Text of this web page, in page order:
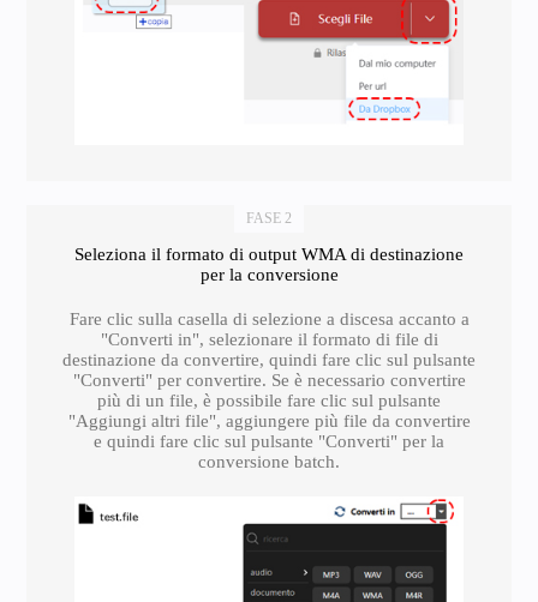
FASE 2
Seleziona il formato di output WMA di destinazione
per la conversione
Fare clic sulla casella di selezione a discesa accanto a
"Converti in", selezionare il formato di file di
destinazione da convertire, quindi fare clic sul pulsante
"Converti" per convertire. Se è necessario convertire
più di un file, è possibile fare clic sul pulsante
"Aggiungi altri file", aggiungere più file da convertire
e quindi fare clic sul pulsante "Converti" per la
conversione batch.